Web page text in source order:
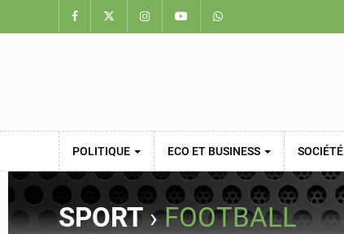
POLITIQUE ECO ET BUSINESS SOCIÉTÉ
SPORT›FOOTBALL